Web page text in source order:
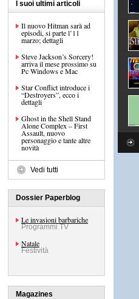
I suoi ultimi articoli
Il nuovo Hitman sarà ad
episodi, si parte l’11
marzo; dettagli
Steve Jackson’s Sorcery!
arriva il mese prossimo su
Pc Windows e Mac
Star Conflict introduce i
“Destroyers”, ecco i
dettagli
Ghost in the Shell Stand
Alone Complex – First
Assault, nuovo
personaggio e tante altre
novità
Vedi tutti
Dossier Paperblog
Le invasioni barbariche
Programmi TV
Natale
Festività
Magazines